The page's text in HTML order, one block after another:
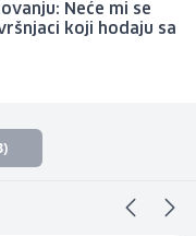
Neće mi se
koji hodaju sa